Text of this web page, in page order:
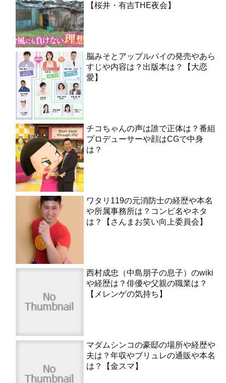
【桜井・有吉THE夜会】
脳みそとアップルパイの発売やあら
すじや内容は？出版本は？【大恋
愛】
チコちゃんの声は誰で正体は？番組
プロデューサーや顔はCGで中身
は？
ワタリ119の元消防士の経歴や本名
や所属事務所は？コンビ名やネタ
は？【さんまお笑い向上委員会】
西村成忠（中島朋子の息子）のwiki
や経歴は？俳優や父親の職業は？
【メレンゲの気持ち】
マダムシンコの豪邸の場所や経歴や
夫は？年収やブリュレの通販や本名
は？【金スマ】